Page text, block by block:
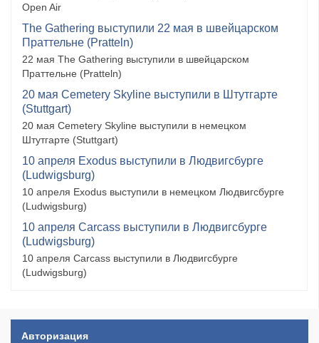
Open Air
The Gathering выступили 22 мая в швейцарском
Праттельне (Pratteln)
22 мая The Gathering выступили в швейцарском
Праттельне (Pratteln)
20 мая Cemetery Skyline выступили в Штутгарте
(Stuttgart)
20 мая Cemetery Skyline выступили в немецком
Штутгарте (Stuttgart)
10 апреля Exodus выступили в Людвигсбурге
(Ludwigsburg)
10 апреля Exodus выступили в немецком Людвигсбурге
(Ludwigsburg)
10 апреля Carcass выступили в Людвигсбурге
(Ludwigsburg)
10 апреля Carcass выступили в Людвигсбурге
(Ludwigsburg)
Авторизация